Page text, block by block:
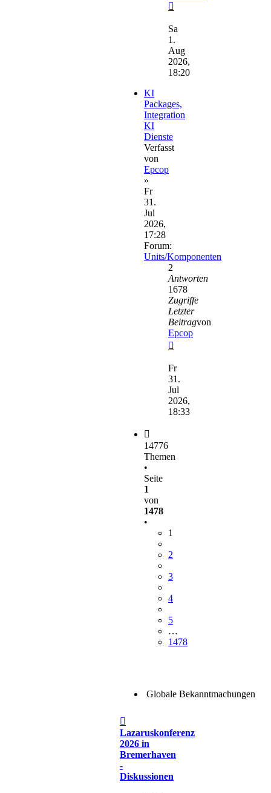
Beitrag
Sa
1.
Aug
2026,
18:20
KI
Packages,
Integration
KI
Dienste
Verfasst
von
Epcop
»
Fr
31.
Jul
2026,
17:28
Forum:
Units/Komponenten
2
Antworten
1678
Zugriffe
Letzter
Beitragvon
Epcop
Beitrag
Fr
31.
Jul
2026,
18:33
14776
Themen
•
Seite
1
von
1478
•
1
2
3
4
5
…
1478
Globale Bekanntmachungen
Lazaruskonferenz
2026 in
Bremerhaven
-
Diskussionen